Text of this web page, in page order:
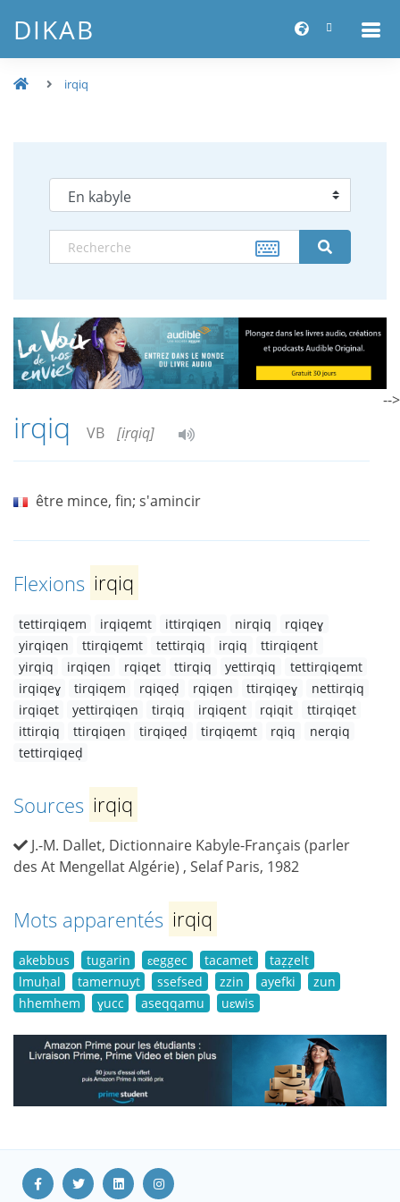
DIKAB
irqiq
irqiq VB [iṛqiq]
être mince, fin; s'amincir
Flexions irqiq
tettirqiqem irqiqemt ittirqiqen nirqiq
rqiqeɣ
yirqiqen
ttirqiqemt tettirqiq irqiq
ttirqiqent
yirqiq
irqiqen rqiqet ttirqiq yettirqiq
tettirqiqemt
irqiqeɣ
tirqiqem rqiqeḍ rqiqen ttirqiqeɣ
nettirqiq
irqiqet
yettirqiqen tirqiq irqiqent rqiqit
ttirqiqet
ittirqiq
ttirqiqen tirqiqeḍ tirqiqemt rqiq
nerqiq
tettirqiqeḍ
Sources irqiq
J.-M. Dallet, Dictionnaire Kabyle-Français (parler
des At Mengellat Algérie) , Selaf Paris, 1982
Mots apparentés irqiq
akebbus tugarin ɛeggec tacamet
taẓẓelt
lmuḥal
tamernuyt ssefsed zzin ayefki
zun
hhemhem
ɣucc aseqqamu uɛwis
-->